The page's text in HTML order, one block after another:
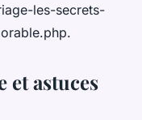
les-secrets-
astuces